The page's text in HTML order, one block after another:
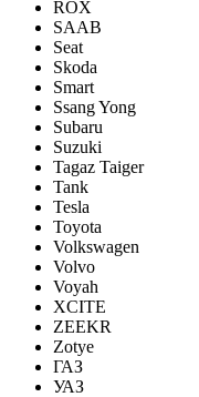
ROX
SAAB
Seat
Skoda
Smart
Ssang Yong
Subaru
Suzuki
Tagaz Taiger
Tank
Tesla
Toyota
Volkswagen
Volvo
Voyah
XCITE
ZEEKR
Zotye
ГАЗ
УАЗ